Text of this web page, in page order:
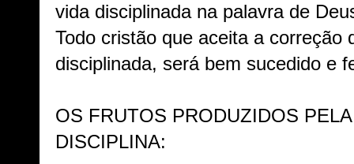
vida disciplinada na palavra de
Todo cristão que aceita a correção
disciplinada, será bem sucedido e
OS FRUTOS PRODUZIDOS
DISCIPLINA: